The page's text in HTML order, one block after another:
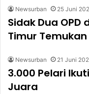
Newsurban 25 Juni
Sidak Dua OPD
Timur
Newsurban 21 Juni
3.000 Pelari
Juara